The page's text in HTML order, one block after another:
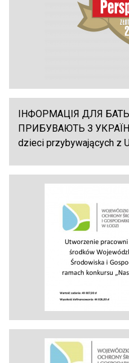
ІНФОРМАЦІЯ ДЛЯ
ПРИБУВАЮТЬ З
dzieci przybywających z